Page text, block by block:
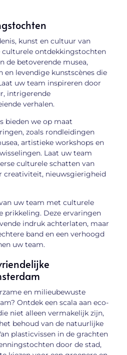
kunst en cultuur van
ontdekkingstochten
de betoverende musea,
levendige kunstscènes die
uw team inspireren door
intrigerende
verhalen.
bieden we op maat
zoals rondleidingen
artistieke workshops en
Laat uw team
culturele schatten van
creativiteit, nieuwsgierigheid
uw team met culturele
prikkeling. Deze ervaringen
indruk achterlaten, maar
band en een verhoogd
uw team.
en milieubewuste
Ontdek een scala aan eco-
niet alleen vermakelijk zijn,
behoud van de natuurlijke
plasticvissen in de grachten
door de stad,